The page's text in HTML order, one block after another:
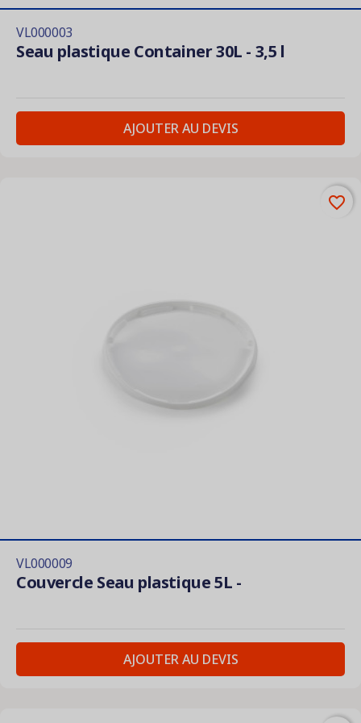
VL000003
Seau plastique Container 30L - 3,5 l
AJOUTER AU DEVIS
VL000009
Couvercle Seau plastique 5L -
AJOUTER AU DEVIS
favorite_border